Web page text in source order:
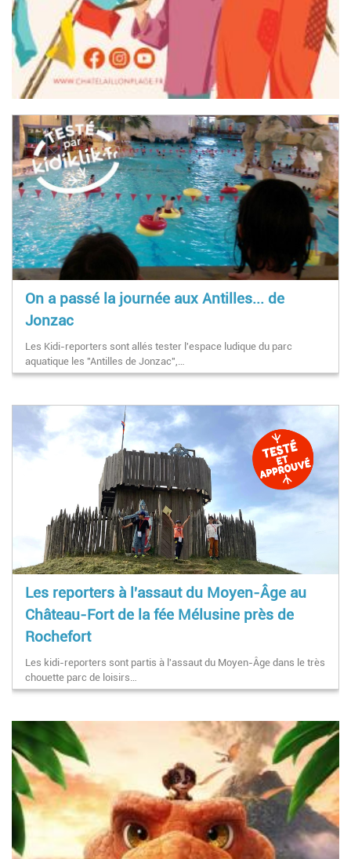
On a passé la journée aux Antilles... de
Jonzac
Les Kidi-reporters sont allés tester l'espace ludique du parc
aquatique les "Antilles de Jonzac",…
Les reporters à l'assaut du Moyen-Âge au
Château-Fort de la fée Mélusine près de
Rochefort
Les kidi-reporters sont partis à l'assaut du Moyen-Âge dans le très
chouette parc de loisirs…